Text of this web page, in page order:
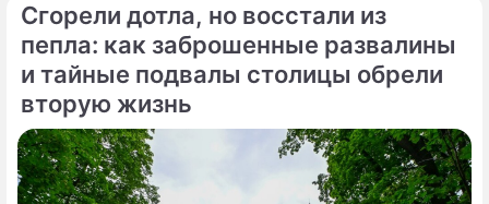
Сгорели дотла, но восстали из
пепла: как заброшенные развалины
и тайные подвалы столицы обрели
вторую жизнь